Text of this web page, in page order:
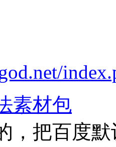
素材包
，把百度